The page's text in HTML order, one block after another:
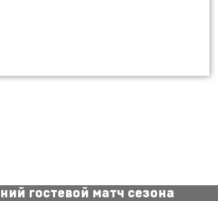
гостевой матч сезона